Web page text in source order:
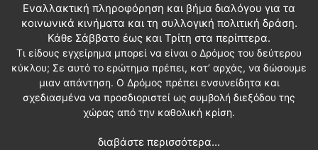
Εναλλακτική πληροφόρηση και βήμα διαλόγου για τα
κοινωνικά κινήματα και τη συλλογική πολιτική δράση.
Κάθε Σάββατο έως και Τρίτη στα περίπτερα.
Τι είδους εγχείρημα μπορεί να είναι ο Δρόμος του δεύτερου
κύκλου; Σε αυτό το ερώτημα πρέπει, κατ’ αρχάς, να δώσουμε
μιαν απάντηση. Ο Δρόμος πρέπει ενσυνείδητα και
σχεδιασμένα να προσδιοριστεί ως συμβολή διεξόδου της
χώρας από την καθολική κρίση.
διαβάστε περισσότερα...